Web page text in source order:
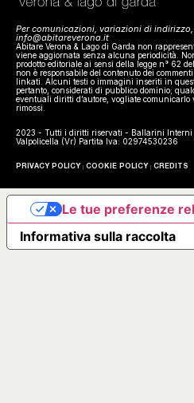
Per comunicazioni, variazioni di
info@abitareverona.it
Abitare Verona & Lago di Garda non
viene aggiornata senza alcuna periodicità.
prodotto editoriale ai sensi della legge n° 62
non è responsabile del contenuto dei
linkati. Alcuni testi o immagini inseriti in
pertanto, considerati di pubblico dominio;
eventuali diritti d’autore, vogliate
rimossi.
2023 - Tutti i diritti riservati - Ballarini Interni
Valpolicella (Vr) Partita Iva: 02974530236
PRIVACY POLICY COOKIE POLICY CREDITS
Informativa sulla raccolta
Le tue preferenze